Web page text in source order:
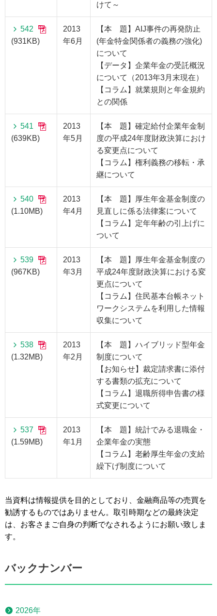
けて～
542
(931KB)
2013
年6月
【本 題】AIJ事件の再発防止
(年金特金関係者の義務の強化)
について
【データ】企業年金の受託概況
について（2013年3月末現在）
【コラム】就業規則と年金規約
との関係
541
(639KB)
2013
年5月
【本 題】確定給付企業年金制
度の平成24年度財政決算におけ
る変更点について
【コラム】権利義務の移転・承
継について
540
(1.10MB)
2013
年4月
【本 題】厚生年金基金制度の
見直しに係る法律案について
【コラム】定年年齢の引上げに
ついて
539
(967KB)
2013
年3月
【本 題】厚生年金基金制度の
平成24年度財政決算における変
更点について
【コラム】住民基本台帳ネット
ワークシステムを利用した情報
収集について
538
(1.32MB)
2013
年2月
【本 題】ハイブリッド型年金
制度について
【お知らせ】裁定請求書に添付
する書類の拡充について
【コラム】退職所得申告書の様
式変更について
537
(1.59MB)
2013
年1月
【本 題】統計でみる退職金・
企業年金の実態
【コラム】老齢厚生年金の支給
繰下げ制度について
当資料は情報提供を目的としており、金融商品等の売買を
勧誘するものではありません。取引時期などの最終決定
は、お客さまご自身の判断でなされるようにお願い致しま
す。
バックナンバー
2026年